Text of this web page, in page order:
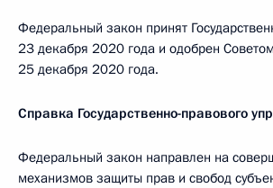
Федеральный закон принят
23 декабря 2020 года и одобрен
25 декабря 2020 года.
Справка Государственно-правового
Федеральный закон направлен на
механизмов защиты прав и свобод